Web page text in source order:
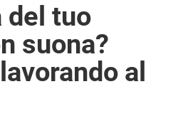
del tuo
suona?
al